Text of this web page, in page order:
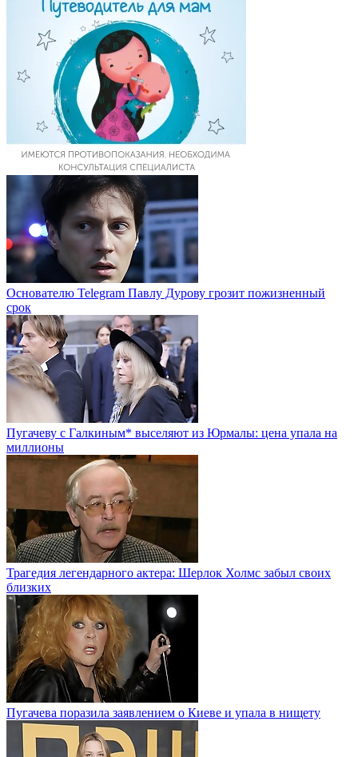
Основателю Telegram Павлу Дурову грозит пожизненный
срок
Пугачеву с Галкиным* выселяют из Юрмалы: цена упала на
миллионы
Трагедия легендарного актера: Шерлок Холмс забыл своих
близких
Пугачева поразила заявлением о Киеве и упала в нищету